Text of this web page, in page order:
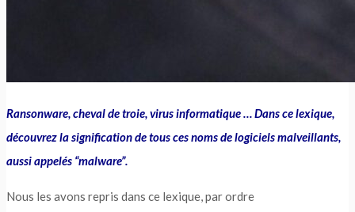
Ransonware, cheval de troie, virus informatique … Dans ce lexique,
découvrez la signification de tous ces noms de logiciels malveillants,
aussi appelés “malware”.
Nous les avons repris dans ce lexique, par ordre